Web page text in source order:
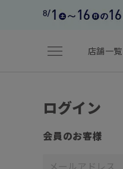
menu 店舗一覧
ログイン
会員のお客様